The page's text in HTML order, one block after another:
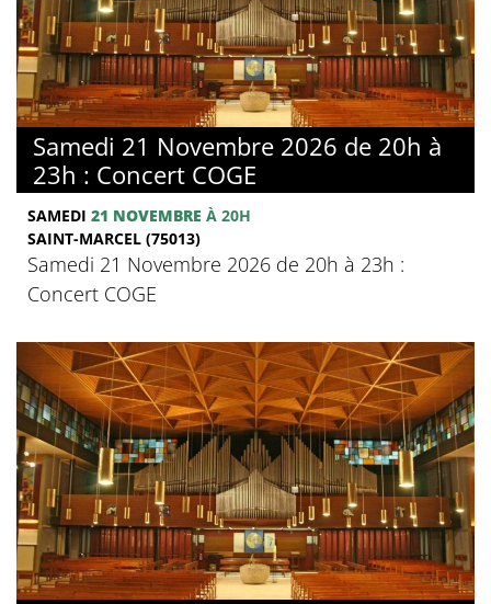
Samedi 21 Novembre 2026 de 20h à
23h : Concert COGE
SAMEDI 21 NOVEMBRE À 20H
SAINT-MARCEL (75013)
Samedi 21 Novembre 2026 de 20h à 23h :
Concert COGE